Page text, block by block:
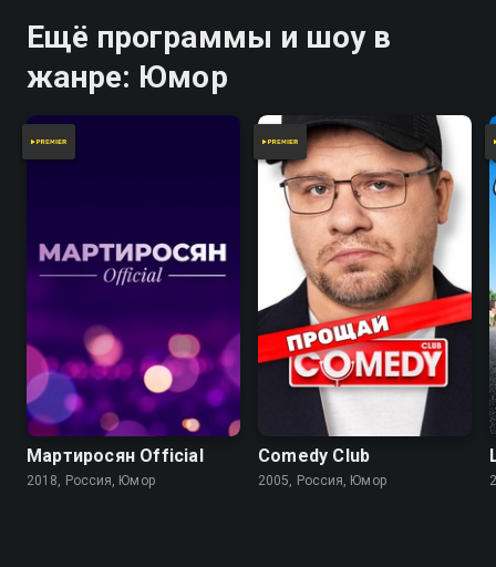
Ещё программы и шоу в
жанре: Юмор
Мартиросян Official
2018, Россия, Юмор
Comedy Club
2005, Россия, Юмор